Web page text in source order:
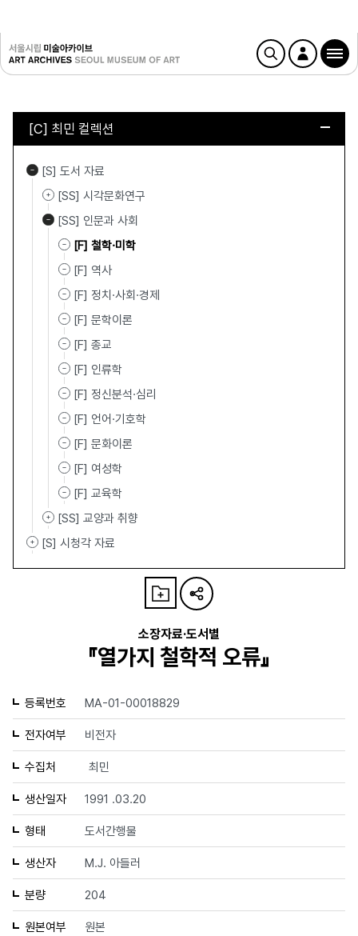
[C] 최민 컬렉션
[S] 도서 자료
[SS] 시각문화연구
[SS] 인문과 사회
[F] 철학·미학
[F] 역사
[F] 정치·사회·경제
[F] 문학이론
[F] 종교
[F] 인류학
[F] 정신분석·심리
[F] 언어·기호학
[F] 문화이론
[F] 여성학
[F] 교육학
[SS] 교양과 취향
[S] 시청각 자료
소장자료·도서별
『열가지 철학적 오류』
등록번호 MA-01-00018829
전자여부 비전자
수집처 최민
생산일자 1991 .03.20
형태 도서간행물
생산자 M.J. 아들러
분량 204
원본여부 원본